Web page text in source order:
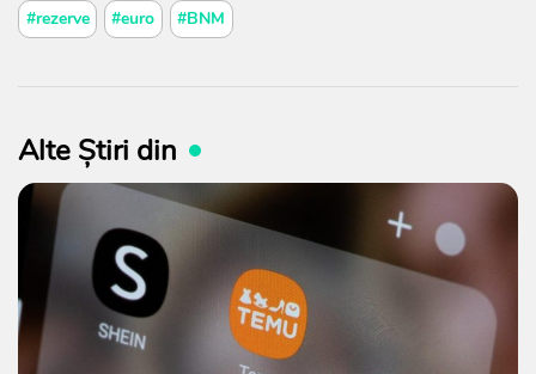
#rezerve #euro #BNM
Alte Știri din